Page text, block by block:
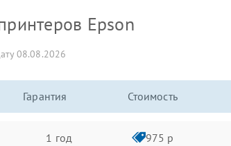
Epson
08.08.2026
Гарантия Стоимость
1 год 975 р